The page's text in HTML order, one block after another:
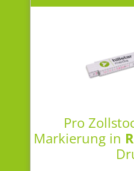
Pro
Markierung in